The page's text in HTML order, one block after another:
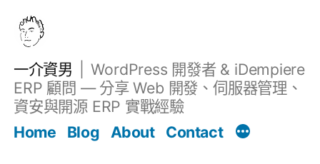
一介資男
WordPress 開發者 & iDempiere
ERP 顧問 — 分享 Web 開發、伺服器管理、
資安與開源 ERP 實戰經驗
Home
Blog About Contact
文章